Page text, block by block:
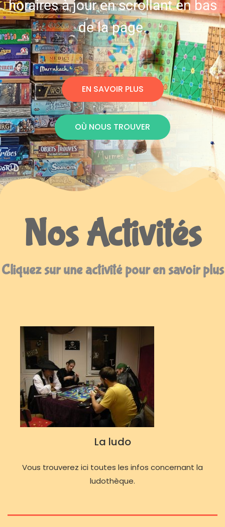
horaires à jour en scrollant en bas
de la page.
EN SAVOIR PLUS
OÙ NOUS TROUVER
Nos Activités
Cliquez sur une activité pour en savoir plus
La ludo
Vous trouverez ici toutes les infos concernant la
ludothèque.